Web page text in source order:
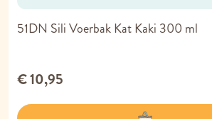
51DN Sili Voerbak Kat Kaki 300 ml
€ 10,95